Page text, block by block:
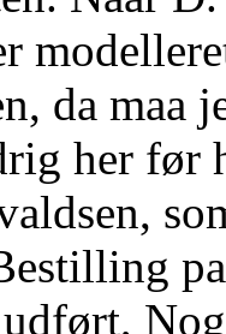
da maa
her før